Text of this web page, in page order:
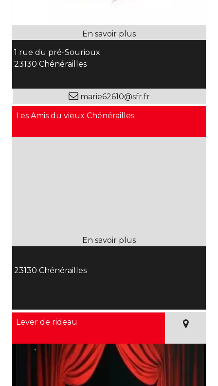
1 rue du pré-Sourioux
23130 Chénérailles
marie62610@sfr.fr
Les Amis du vieux Chénérailles
23130 Chénérailles
Lever de rideau